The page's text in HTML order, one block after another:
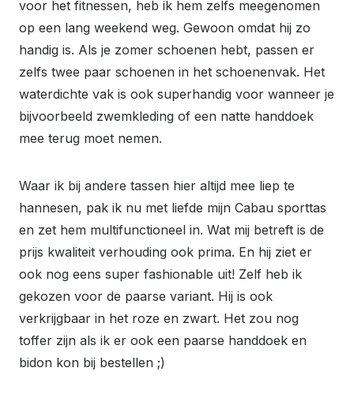
voor het fitnessen, heb ik hem zelfs meegenomen
op een lang weekend weg. Gewoon omdat hij zo
handig is. Als je zomer schoenen hebt, passen er
zelfs twee paar schoenen in het schoenenvak. Het
waterdichte vak is ook superhandig voor wanneer je
bijvoorbeeld zwemkleding of een natte handdoek
mee terug moet nemen.
Waar ik bij andere tassen hier altijd mee liep te
hannesen, pak ik nu met liefde mijn Cabau sporttas
en zet hem multifunctioneel in. Wat mij betreft is de
prijs kwaliteit verhouding ook prima. En hij ziet er
ook nog eens super fashionable uit! Zelf heb ik
gekozen voor de paarse variant. Hij is ook
verkrijgbaar in het roze en zwart. Het zou nog
toffer zijn als ik er ook een paarse handdoek en
bidon kon bij bestellen ;)